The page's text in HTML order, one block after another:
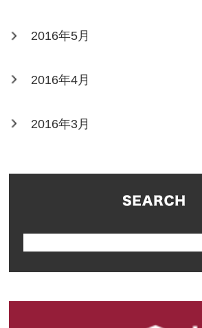
2016年5月
2016年4月
2016年3月